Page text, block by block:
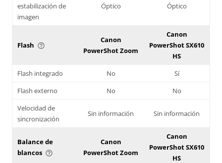
estabilización de
imagen
Óptico Óptico
Flash help_outline
Canon
PowerShot Zoom
Canon
PowerShot SX610
HS
Flash integrado
No
Sí
Flash externo
No
No
Velocidad de
sincronización
Sin información Sin información
Balance de
blancos help_outline
Canon
PowerShot Zoom
Canon
PowerShot SX610
HS